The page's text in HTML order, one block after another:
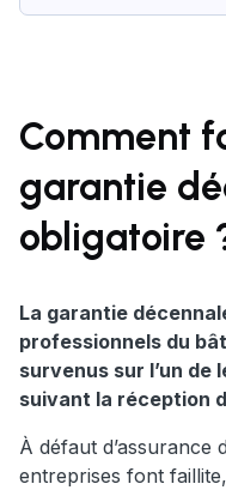
Comment
garantie
obligatoire
La garantie
professionnels du
survenus sur l’un de
suivant la réception
À défaut d’assurance
entreprises font